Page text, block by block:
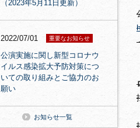
（2023年5月11日更新）
2022/07/01 重要なお知らせ
公演実施に関し新型コロナウ
イルス感染拡大予防対策につ
いての取り組みとご協力のお
願い
お知らせ一覧